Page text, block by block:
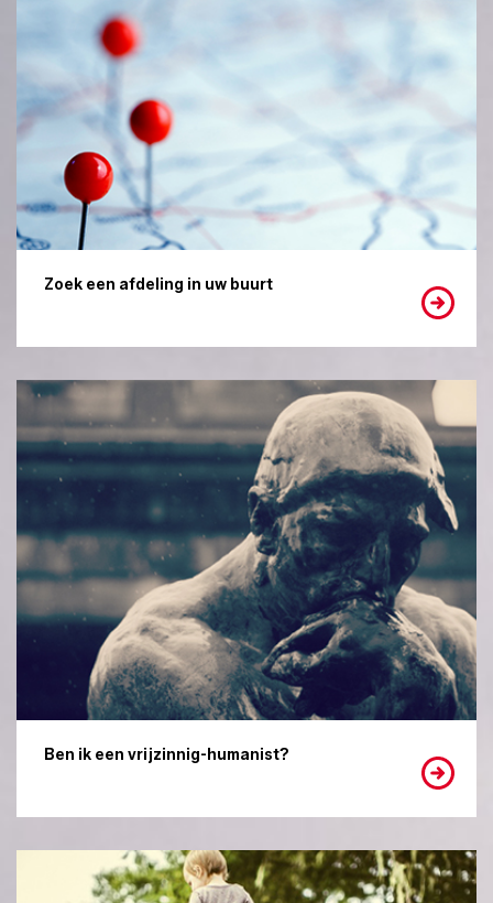
Zoek een afdeling in uw buurt
Ben ik een vrijzinnig-humanist?